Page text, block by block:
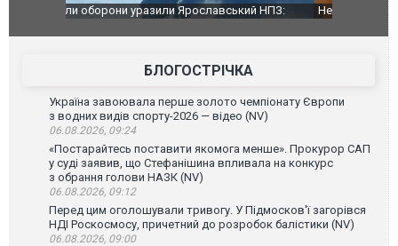
Неймар влаштував конфлікт після перемоги
"Сантоса". ВІДЕО
Мудрик
БЛОГОСТРІЧКА
Україна завоювала перше золото чемпіонату Європи
з водних видів спорту-2026 — відео (NV)
06.08.2026, 09:24
«Постарайтесь поставити якомога менше». Прокурор САП
у суді заявив, що Стефанішина впливала на конкурс
з обрання голови НАЗК (NV)
06.08.2026, 09:12
Перед цим оголошували тривогу. У Підмосков'ї загорівся
НДІ Роскосмосу, причетний до розробок балістики (NV)
06.08.2026, 09:00